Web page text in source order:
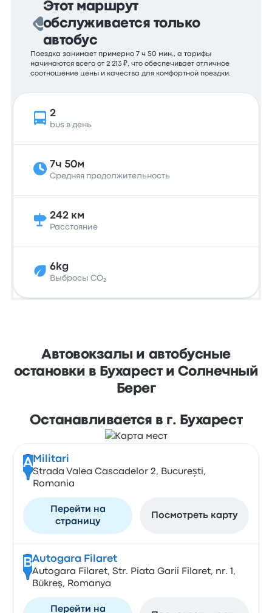
Этот маршрут
обслуживается только
автобус
Поездка занимает примерно 7 ч 50 мин., а тарифы
начинаются всего от 2 213 ₽, что обеспечивает отличное
соотношение цены и качества для комфортной поездки.
2
bus в день
7ч 50м
Средняя продолжительность
242 км
Расстояние
6kg
Выбросы CO₂
Автовокзалы и автобусные
остановки в Бухарест и Солнечный
Берег
Останавливается в г. Бухарест
A Militari
Strada Valea Cascadelor 2, București,
Romania
Перейти на
страницу
Посмотреть карту
BAutogara Filaret
Autogara Filaret, Str. Piata Garii Filaret, nr. 1,
Bükreş, Romanya
Перейти на